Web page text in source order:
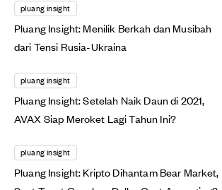
pluang insight
Pluang Insight: Menilik Berkah dan Musibah
dari Tensi Rusia-Ukraina
pluang insight
Pluang Insight: Setelah Naik Daun di 2021,
AVAX Siap Meroket Lagi Tahun Ini?
pluang insight
Pluang Insight: Kripto Dihantam Bear Market,